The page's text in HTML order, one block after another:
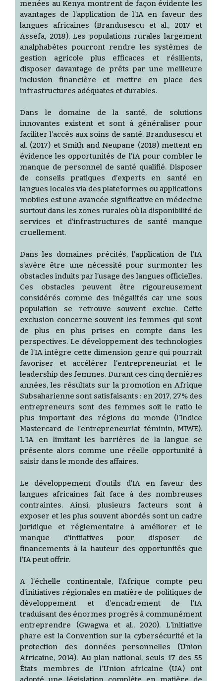
menées au Kenya montrent de façon évidente les
avantages de l’application de l’IA en faveur des
langues africaines (Brandusescu et al., 2017 et
Assefa, 2018). Les populations rurales largement
analphabètes pourront rendre les systèmes de
gestion agricole plus efficaces et résilients,
disposer davantage de prêts par une meilleure
inclusion financière et mettre en place des
infrastructures adéquates et durables.
Dans le domaine de la santé, de solutions
innovantes existent et sont à généraliser pour
faciliter l’accès aux soins de santé. Brandusescu et
al. (2017) et Smith and Neupane (2018) mettent en
évidence les opportunités de l’IA pour combler le
manque de personnel de santé qualifié. Disposer
de conseils pratiques d’experts en santé en
langues locales via des plateformes ou applications
mobiles est une avancée significative en médecine
surtout dans les zones rurales où la disponibilité de
services et d’infrastructures de santé manque
cruellement.
Dans les domaines précités, l’application de l’IA
s’avère être une nécessité pour surmonter les
obstacles induits par l’usage des langues officielles.
Ces obstacles peuvent être rigoureusement
considérés comme des inégalités car une sous
population se retrouve souvent exclue. Cette
exclusion concerne souvent les femmes qui sont
de plus en plus prises en compte dans les
perspectives. Le développement des technologies
de l’IA intègre cette dimension genre qui pourrait
favoriser et accélérer l’entrepreneuriat et le
leadership des femmes. Durant ces cinq dernières
années, les résultats sur la promotion en Afrique
Subsaharienne sont satisfaisants : en 2017, 27% des
entrepreneurs sont des femmes soit le ratio le
plus important des régions du monde (l’Indice
Mastercard de l’entrepreneuriat féminin, MIWE).
L’IA en limitant les barrières de la langue se
présente alors comme une réelle opportunité à
saisir dans le monde des affaires.
Le développement d’outils d’IA en faveur des
langues africaines fait face à des nombreuses
contraintes. Ainsi, plusieurs facteurs sont à
exposer et les plus souvent abordés sont un cadre
juridique et réglementaire à améliorer et le
manque d’initiatives pour disposer de
financements à la hauteur des opportunités que
l’IA peut offrir.
A l’échelle continentale, l’Afrique compte peu
d’initiatives régionales en matière de politiques de
développement et d’encadrement de l’IA
traduisant des énormes progrès à communément
entreprendre (Gwagwa et al., 2020). L’initiative
phare est la Convention sur la cybersécurité et la
protection des données personnelles (Union
Africaine, 2014). Au plan national, seuls 17 des 55
États membres de l’Union africaine (UA) ont